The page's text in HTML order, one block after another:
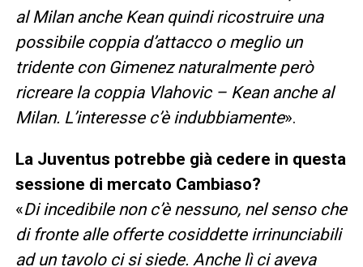
al Milan anche Kean quindi ricostruire una
possibile coppia d’attacco o meglio un
tridente con Gimenez naturalmente però
ricreare la coppia Vlahovic – Kean anche al
Milan. L’interesse c’è indubbiamente».
La Juventus potrebbe già cedere in questa
sessione di mercato Cambiaso?
«Di incedibile non c’è nessuno, nel senso che
di fronte alle offerte cosiddette irrinunciabili
ad un tavolo ci si siede. Anche lì ci aveva